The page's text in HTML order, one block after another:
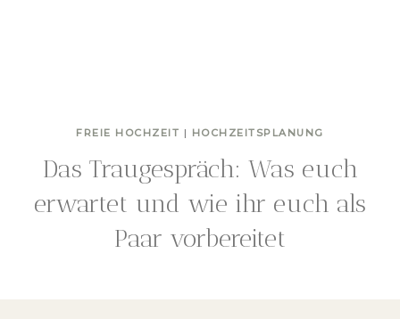
FREIE HOCHZEIT | HOCHZEITSPLANUNG
Das Traugespräch: Was euch
erwartet und wie ihr euch als
Paar vorbereitet